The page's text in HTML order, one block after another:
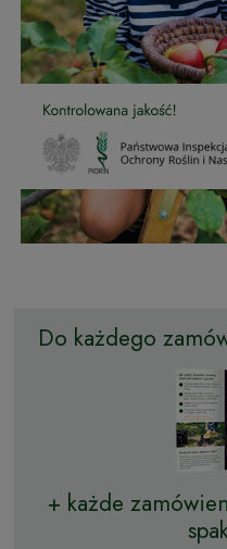
Do każdego
+ każde